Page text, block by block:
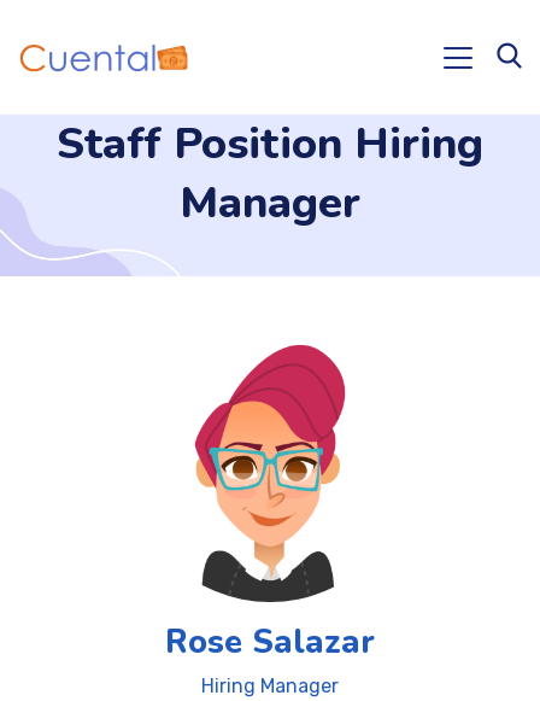
Staff Position Hiring
Manager
Rose Salazar
Hiring Manager